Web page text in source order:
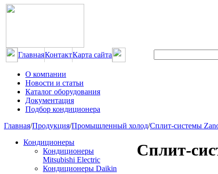
ГлавнаяКонтактКарта сайта
О компании
Новости и статьи
Каталог оборудования
Документация
Подбор кондиционера
Главная/Продукция/Промышленный холод/Сплит-системы
Кондиционеры
Кондиционеры
Mitsubishi Electric
Кондиционеры Daikin
Сплит-